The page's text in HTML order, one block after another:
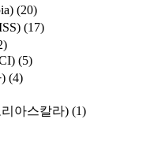
(20)
(17)
(5)
(4)
아스칼라) (1)